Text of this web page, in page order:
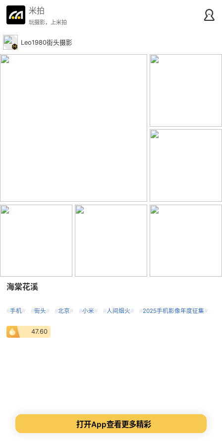
米拍
玩摄影，上米拍
Leo1980街头摄影
海棠花溪
#手机# #街头# #北京# #小米# #人间烟火# #2025手机影像年度征集#
47.60
打开App查看更多精彩